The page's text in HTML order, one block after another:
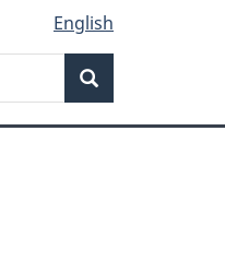
English